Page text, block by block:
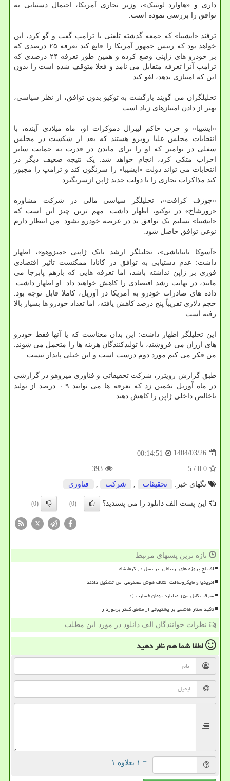
داری و «هاوارد لوتنیک»، وزیر تجاری آمریکا، احتمال دستیابی به
توافق را بررسی نموده است.
ترفند «ایشیبا» که جمعه گذشته تلفنی با ترامپ گفت و گو کرد، این
خواهد بود که رییس جمهور آمریکا را قانع کند تعرفه ۲۵ درصدی که
بر خودرو های ژاپنی وضع کرده و همین طور تعرفه ۲۴ درصدی که
ترامپ آنرا تعرفه متقابل می نامد و فعلا متوقف شده است را بدون
این که امتیازی بدهد، لغو کند.
تحلیلگران می گویند بازگشت به توکیو بدون توافق، از نظر سیاسی،
بهتر از دادن امتیازهای زیاد است.
«ایشیبا» و حزب حاکم لیبرال دموکرات او، ماه میلادی آینده، با
انتخابات مجلس علیا روبرو هستند که بعد از شکست در مجلس
سفلی در نوامبر که او را برای ماندن در قدرت به حمایت سایر
احزاب متکی کرد، انجام خواهد شد. یک نتیجه ضعیف دیگر در
انتخابات می تواند دولت «ایشیبا» را سرنگون کند و ترامپ را مجبور
کند مذاکرات تجاری را با دولت جدید ژاپن ازسربگیرد.
«جوزف کرافت»، تحلیلگر سیاسی مالی در شرکت مشاوره
«رورشاخ» در توکیو، اظهار داشت: مهم ترین چیز این است که
«ایشیبا» تسلیم یک توافق بد در عرصه خودرو نشود. من انتظار دارم
نوعی توافق حاصل شود.
«آسوکا تاتبایاشی»، تحلیلگر ارشد بانک ژاپنی «میزوهو»، اظهار
داشت: عدم دستیابی به توافق در کانادا ممکنست تاثیر اقتصادی
فوری بر ژاپن نداشته باشد، اما تعرفه هایی که بازهم پابرجا می
مانند، در نهایت رشد اقتصادی را کاهش خواهند داد. او اظهار داشت:
داده های صادرات خودرو به آمریکا در آوریل، کاملا قابل توجه بود.
حجم دلاری تقریباً پنج درصد کاهش یافته، اما تعداد خودرو ها بسیار بالا
رفته است.
این تحلیلگر اظهار داشت: این بدان معناست که یا آنها فقط خودرو
های ارزان می فروشند، یا تولیدکنندگان هزینه ها را متحمل می شوند.
من فکر می کنم مورد دوم درست است و این خیلی پایدار نیست.
طبق گزارش رویترز، شرکت تحقیقاتی و فناوری میزوهو در گزارشی
در ماه آوریل تخمین زد که تعرفه ها می توانند ۰.۹ درصد از تولید
ناخالص داخلی ژاپن را کاهش دهند.
1404/03/26
00:14:51
0.0
/ 5
393
تگهای خبر:
تحقیقات شركت فناوری
این پست الف دانلود را می پسندید؟ (0)
(0)
X
تازه ترین پستهای مرتبط
افتتاح پروژه های ارتباطی ایرانسل در کرمانشاه
انویدیا و مایکروسافت ائتلاف هوش مصنوعی امن تشکیل دادند
سرقت کابل ۱۵۰ میلیارد تومان خسارت زد
تاکید ستار هاشمی بر پشتیبانی از مناطق کمتر برخوردار
نظرات خوانندگان الف دانلود در مورد این مطلب
لطفا شما همنظر دهید
= ۱ بعلاوه ۱